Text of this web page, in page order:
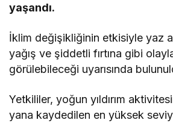
yaşandı.
İklim değişikliğinin etkisiyle yaz
yağış ve şiddetli fırtına gibi
görülebileceği uyarısında
Yetkililer, yoğun yıldırım
yana kaydedilen en yüksek